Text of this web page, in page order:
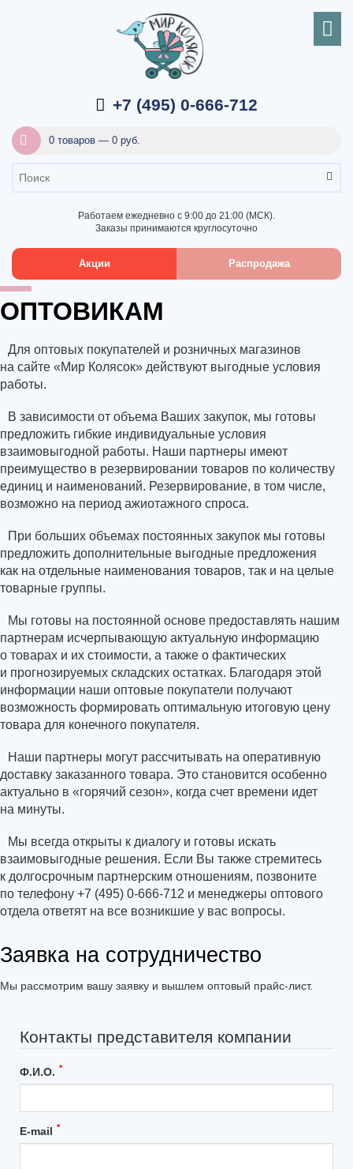
+7 (495) 0-666-712
0 товаров — 0 руб.
Работаем ежедневно с 9:00 до 21:00 (МСК).
Заказы принимаются круглосуточно
Акции Распродажа
ОПТОВИКАМ
Для оптовых покупателей и розничных магазинов
на сайте «Мир Колясок» действуют выгодные условия
работы.
В зависимости от объема Ваших закупок, мы готовы
предложить гибкие индивидуальные условия
взаимовыгодной работы. Наши партнеры имеют
преимущество в резервировании товаров по количеству
единиц и наименований. Резервирование, в том числе,
возможно на период ажиотажного спроса.
При больших объемах постоянных закупок мы готовы
предложить дополнительные выгодные предложения
как на отдельные наименования товаров, так и на целые
товарные группы.
Мы готовы на постоянной основе предоставлять нашим
партнерам исчерпывающую актуальную информацию
о товарах и их стоимости, а также о фактических
и прогнозируемых складских остатках. Благодаря этой
информации наши оптовые покупатели получают
возможность формировать оптимальную итоговую цену
товара для конечного покупателя.
Наши партнеры могут рассчитывать на оперативную
доставку заказанного товара. Это становится особенно
актуально в «горячий сезон», когда счет времени идет
на минуты.
Мы всегда открыты к диалогу и готовы искать
взаимовыгодные решения. Если Вы также стремитесь
к долгосрочным партнерским отношениям, позвоните
по телефону +7 (495) 0-666-712 и менеджеры оптового
отдела ответят на все возникшие у вас вопросы.
Заявка на сотрудничество
Мы рассмотрим вашу заявку и вышлем оптовый прайс-лист.
Контакты представителя компании
Ф.И.О. *
E-mail *